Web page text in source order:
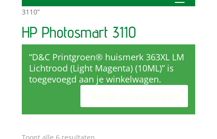
3110”
HP Photosmart 3110
“D&C Printgroen® huismerk 363XL LM
Lichtrood (Light Magenta) (10ML)” is
toegevoegd aan je winkelwagen.